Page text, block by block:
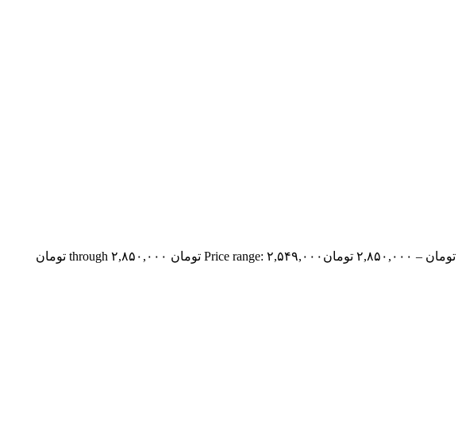
تومان – ۲,۸۵۰,۰۰۰ تومان Price range: ۲,۵۴۹,۰۰۰ تومان through ۲,۸۵۰,۰۰۰ تومان